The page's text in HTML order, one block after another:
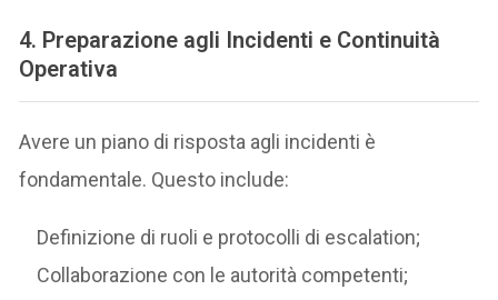
4. Preparazione agli Incidenti e Continuità
Operativa
Avere un piano di risposta agli incidenti è
fondamentale. Questo include:
Definizione di ruoli e protocolli di escalation;
Collaborazione con le autorità competenti;